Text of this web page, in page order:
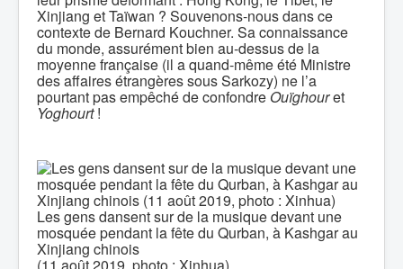
Xinjiang et Taïwan ? Souvenons-nous dans ce
contexte de Bernard Kouchner. Sa connaissance
du monde, assurément bien au-dessus de la
moyenne française (il a quand-même été Ministre
des affaires étrangères sous Sarkozy) ne l’a
pourtant pas empêché de confondreOuïghouret
Yoghourt!
Les gens dansent sur de la musique devant une
mosquée pendant la fête du Qurban, à Kashgar au
Xinjiang chinois